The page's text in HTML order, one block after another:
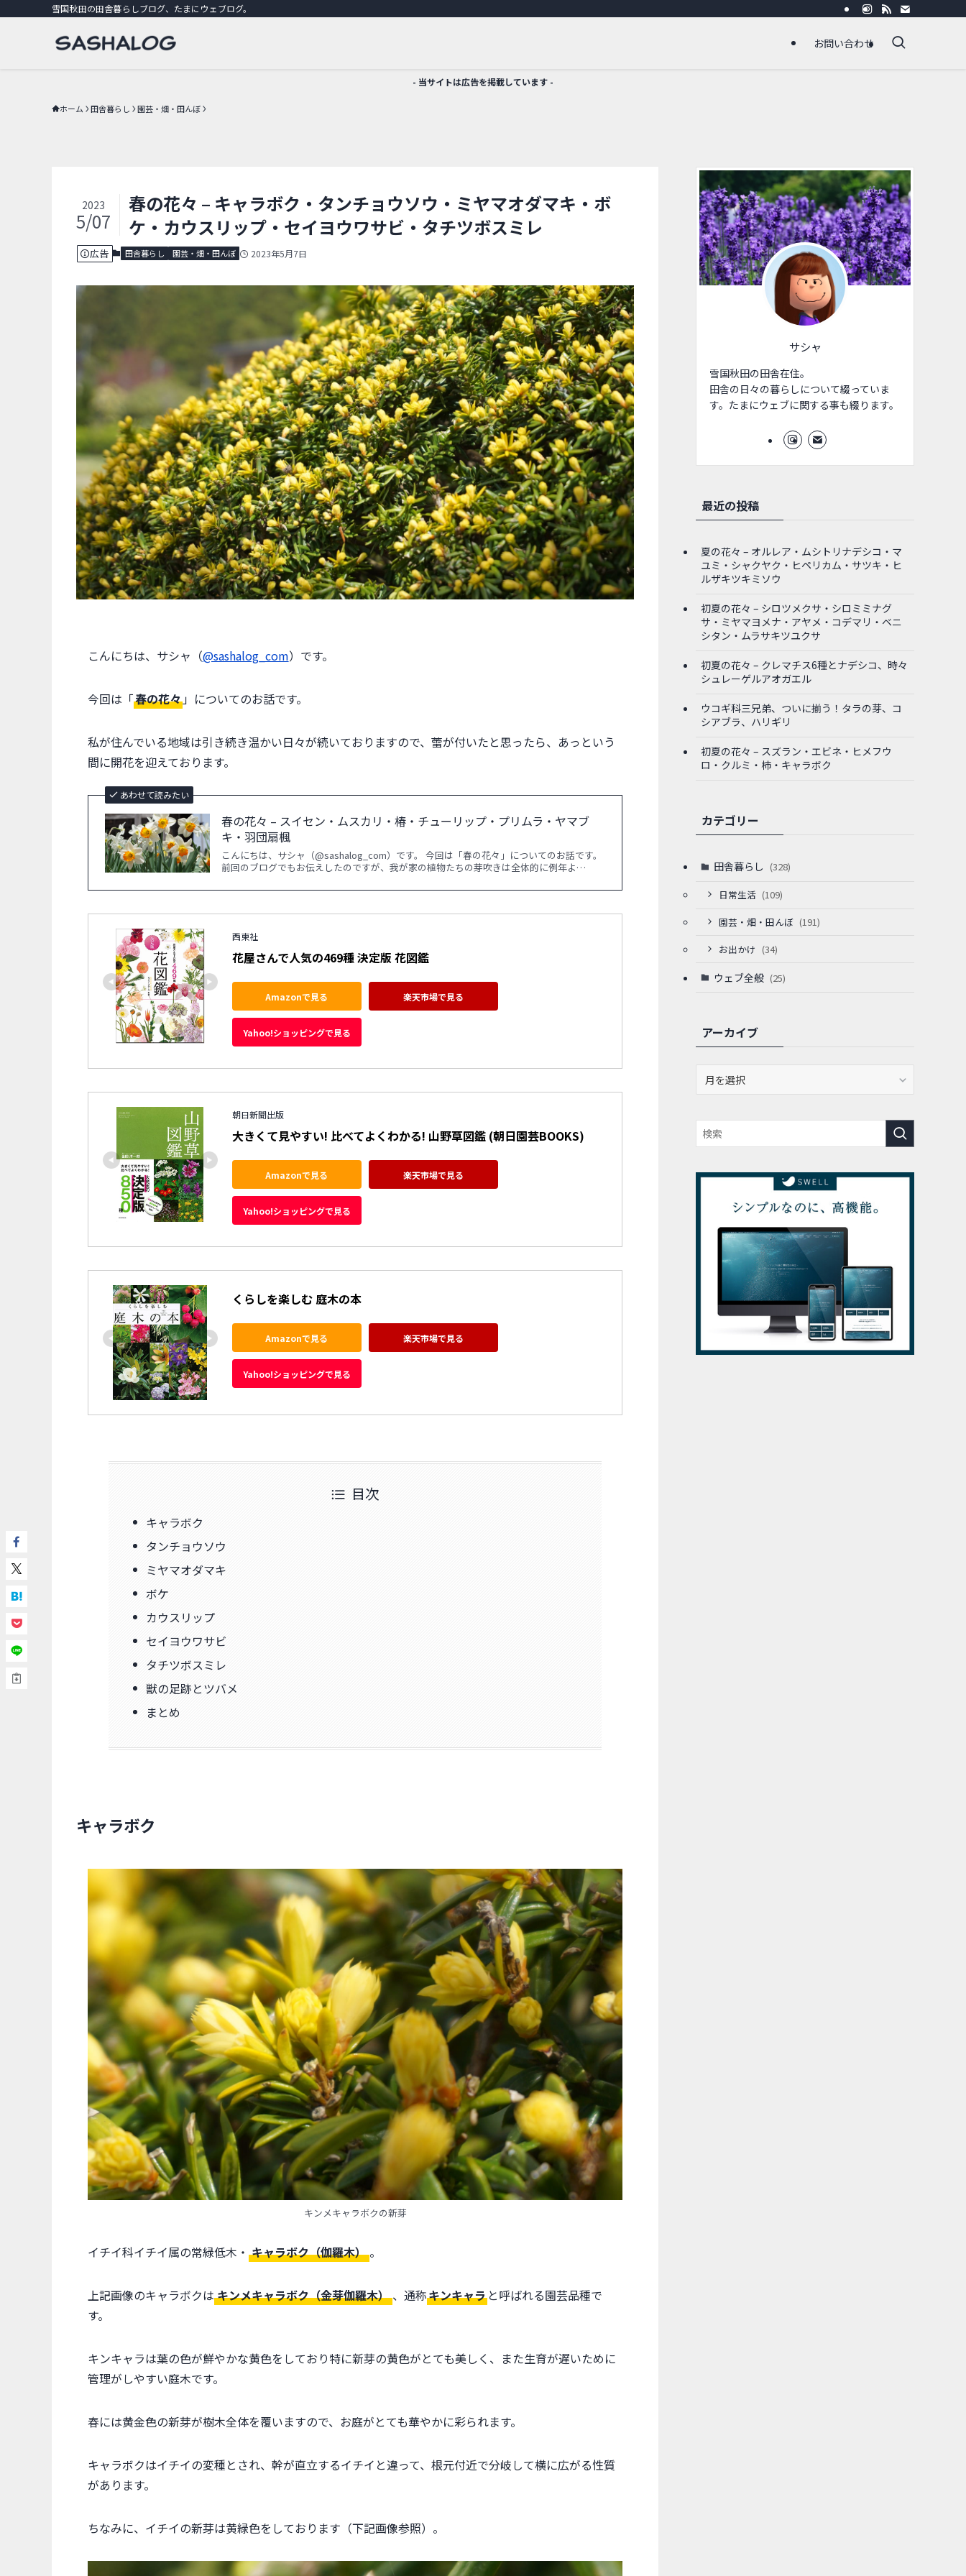
雪国秋田の田舎暮らしブログ、たまにウェブログ。
お問い合わせ
- 当サイトは広告を掲載しています -
ホーム 田舎暮らし 園芸・畑・田んぼ
春の花々 – キャラボク・タンチョウソウ・ミヤマオダマキ・ボ
ケ・カウスリップ・セイヨウワサビ・タチツボスミレ
2023
5/07
広告 田舎暮らし 園芸・畑・田んぼ 2023年5月7日
こんにちは、サシャ（@sashalog_com）です。
今回は「春の花々」についてのお話です。
私が住んでいる地域は引き続き温かい日々が続いておりますので、蕾が付いたと思ったら、あっという
間に開花を迎えております。
あわせて読みたい
春の花々 – スイセン・ムスカリ・椿・チューリップ・プリムラ・ヤマブ
キ・羽団扇楓
こんにちは、サシャ（@sashalog_com）です。 今回は「春の花々」についてのお話です。
前回のブログでもお伝えしたのですが、我が家の植物たちの芽吹きは全体的に例年よ…
西東社
花屋さんで人気の469種 決定版 花図鑑
Amazonで見る 楽天市場で見る
Yahoo!ショッピングで見る
朝日新聞出版
大きくて見やすい! 比べてよくわかる! 山野草図鑑 (朝日園芸BOOKS)
Amazonで見る 楽天市場で見る
Yahoo!ショッピングで見る
くらしを楽しむ 庭木の本
Amazonで見る 楽天市場で見る
Yahoo!ショッピングで見る
目次
キャラボク
タンチョウソウ
ミヤマオダマキ
ボケ
カウスリップ
セイヨウワサビ
タチツボスミレ
獣の足跡とツバメ
まとめ
キャラボク
キンメキャラボクの新芽
イチイ科イチイ属の常緑低木・ キャラボク（伽羅木）。
上記画像のキャラボクはキンメキャラボク（金芽伽羅木）、通称キンキャラと呼ばれる園芸品種で
す。
キンキャラは葉の色が鮮やかな黄色をしており特に新芽の黄色がとても美しく、また生育が遅いために
管理がしやすい庭木です。
春には黄金色の新芽が樹木全体を覆いますので、お庭がとても華やかに彩られます。
キャラボクはイチイの変種とされ、幹が直立するイチイと違って、根元付近で分岐して横に広がる性質
があります。
ちなみに、イチイの新芽は黄緑色をしております（下記画像参照）。
サシャ
雪国秋田の田舎在住。
田舎の日々の暮らしについて綴っていま
す。たまにウェブに関する事も綴ります。
最近の投稿
夏の花々 – オルレア・ムシトリナデシコ・マ
ユミ・シャクヤク・ヒペリカム・サツキ・ヒ
ルザキツキミソウ
初夏の花々 – シロツメクサ・シロミミナグ
サ・ミヤマヨメナ・アヤメ・コデマリ・ベニ
シタン・ムラサキツユクサ
初夏の花々 – クレマチス6種とナデシコ、時々
シュレーゲルアオガエル
ウコギ科三兄弟、ついに揃う！タラの芽、コ
シアブラ、ハリギリ
初夏の花々 – スズラン・エビネ・ヒメフウ
ロ・クルミ・柿・キャラボク
カテゴリー
田舎暮らし (328)
日常生活 (109)
園芸・畑・田んぼ (191)
お出かけ (34)
ウェブ全般 (25)
アーカイブ
イ
ブ